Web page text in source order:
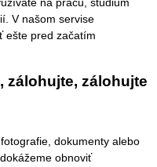
V našom servise
ešte pred začatím
zálohujte, zálohujte
dokumenty alebo
obnoviť